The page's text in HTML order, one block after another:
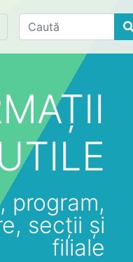
Find
program,
secții și
filiale